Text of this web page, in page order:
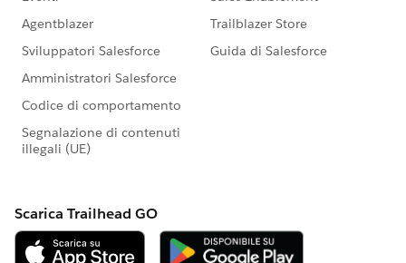
m-agreement
※こちらでの回答はあくまで社員もしくは有識者の
合はケース起票をお願いします。